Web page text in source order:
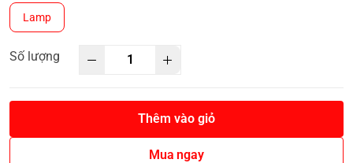
Lamp
Số lượng
Thêm vào giỏ
Mua ngay